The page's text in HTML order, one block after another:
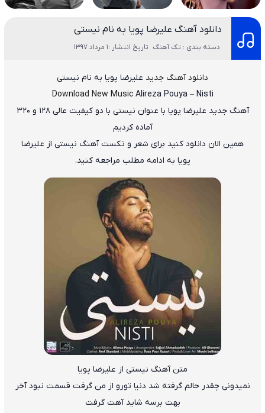
دانلود آهنگ علیرضا پویا به نام نیستی
دسته بندی : تک آهنگ تاریخ انتشار :1 مرداد 1397
دانلود آهنگ جدید علیرضا پویا به نام نیستی
Download New Music Alireza Pouya– Nisti
آهنگ جدید علیرضا پویا با عنوان نیستی
با دو کیفیت عالی ۱۲۸ و ۳۲۰
آماده کردیم
همین الان دانلود کنید برای شعر و تکست آهنگ نیستی از علیرضا
پویا به ادامه مطلب مراجعه کنید.
متن آهنگ نیستی از علیرضا پویا
نمیدونی چقدر حالم گرفته شد دنیا تورو از من گرفت قسمت نبود آخر
بهت برسه شاید آهت گرفت